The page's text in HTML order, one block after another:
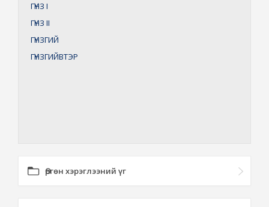
ГҮНЗ I
ГҮНЗ II
ГҮНЗГИЙ
ГҮНЗГИЙВТЭР
Өргөн хэрэглээний үг